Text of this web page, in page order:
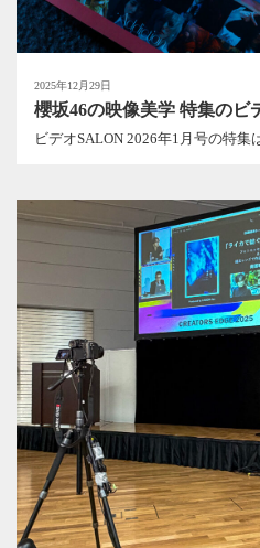
2025年12月29日
櫻坂46の映像美学 特集のビ
ビデオSALON 2026年1月号の特集